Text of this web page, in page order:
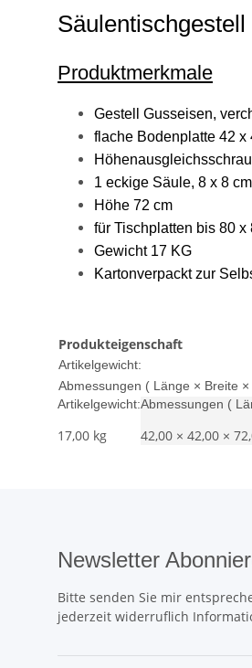
Produktmerkmale
Gestell Gusseisen,
flache Bodenplatte 42 x
1 eckige Säule, 8 x 8
Höhe 72 cm
für Tischplatten bis 80 x
Gewicht 17 KG
Kartonverpackt zur
Produkteigenschaft
Artikelgewicht:
Abmessungen ( Länge × Breite ×
Artikelgewicht:
17,00 kg
Abmessungen (
42,00 × 42,00 ×
Newsletter
Bitte senden Sie mir
jederzeit widerruflich